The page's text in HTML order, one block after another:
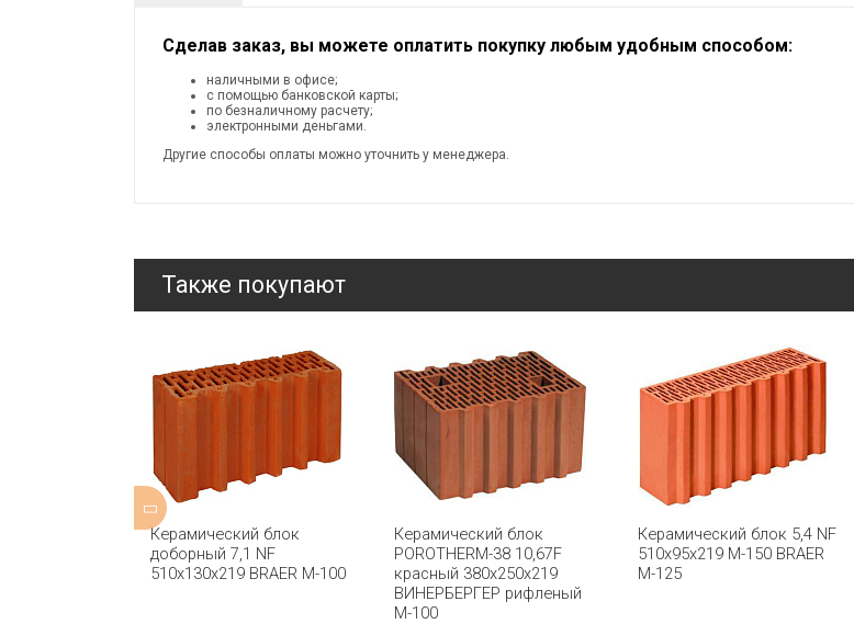
Сделав заказ, вы можете оплатить покупку любым удобным способом:
наличными в офисе;
с помощью банковской карты;
по безналичному расчету;
электронными деньгами.
Другие способы оплаты можно уточнить у менеджера.
Также покупают
Керамический блок
доборный 7,1 NF
510x130x219 BRAER М-100
Керамический блок
POROTHERM-38 10,67F
красный 380x250x219
ВИНЕРБЕРГЕР рифленый
М-100
Керамический блок 5,4 NF
510х95х219 М-150 BRAER
М-125